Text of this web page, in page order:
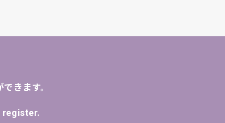
きます。
register.